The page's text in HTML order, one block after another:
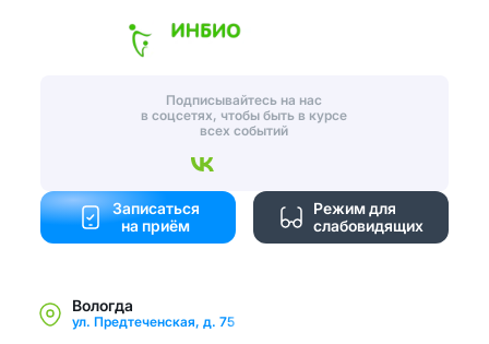
Подписывайтесь на нас
в соцсетях, чтобы быть в курсе
всех событий
Режим для
слабовидящих
Записаться
на приём
Вологда
ул. Предтеченская, д. 75